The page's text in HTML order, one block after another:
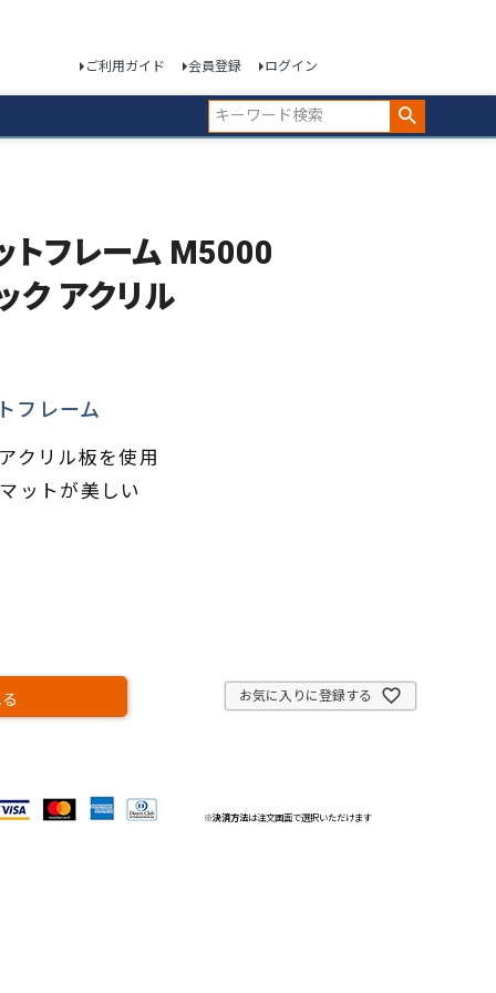
ご利用ガイド 会員登録 ログイン
トフレーム M5000
ク アクリル
フレーム
クリル板を使用
ットが美しい
お気に入りに登録する
※決済方法は注文画面で選択いただけます